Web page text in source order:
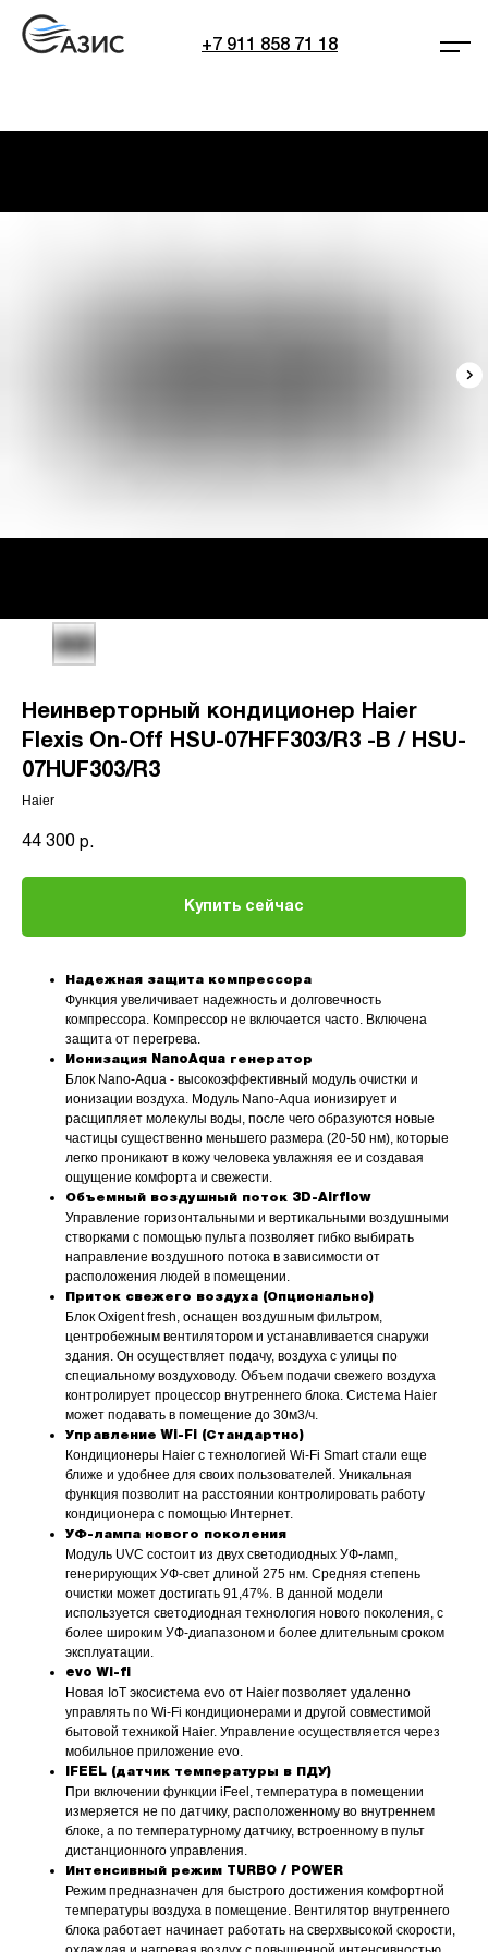
+7 911 858 71 18
Неинверторный кондиционер Haier
Flexis On-Off HSU-07HFF303/R3 -B / HSU-
07HUF303/R3
Haier
44 300 р.
Купить сейчас
Надежная защита компрессора
Функция увеличивает надежность и долговечность
компрессора. Компрессор не включается часто. Включена
защита от перегрева.
Ионизация NanoAqua генератор
Блок Nano-Aqua - высокоэффективный модуль очистки и
ионизации воздуха. Модуль Nano-Aqua ионизирует и
расщипляет молекулы воды, после чего образуются новые
частицы существенно меньшего размера (20-50 нм), которые
легко проникают в кожу человека увлажняя ее и создавая
ощущение комфорта и свежести.
Объемный воздушный поток 3D-Airflow
Управление горизонтальными и вертикальными воздушными
створками с помощью пульта позволяет гибко выбирать
направление воздушного потока в зависимости от
расположения людей в помещении.
Приток свежего воздуха (Опционально)
Блок Oxigent fresh, оснащен воздушным фильтром,
центробежным вентилятором и устанавливается снаружи
здания. Он осуществляет подачу, воздуха с улицы по
специальному воздуховоду. Объем подачи свежего воздуха
контролирует процессор внутреннего блока. Система Haier
может подавать в помещение до 30м3/ч.
Управление Wi-Fi (Стандартно)
Кондиционеры Haier с технологией Wi-Fi Smart стали еще
ближе и удобнее для своих пользователей. Уникальная
функция позволит на расстоянии контролировать работу
кондиционера с помощью Интернет.
УФ-лампа нового поколения
Модуль UVC состоит из двух светодиодных УФ-ламп,
генерирующих УФ-свет длиной 275 нм. Средняя степень
очистки может достигать 91,47%. В данной модели
используется светодиодная технология нового поколения, с
более широким УФ-диапазоном и более длительным сроком
эксплуатации.
evo Wi-fi
Новая IoT экосистема evo от Haier позволяет удаленно
управлять по Wi-Fi кондиционерами и другой совместимой
бытовой техникой Haier. Управление осуществляется через
мобильное приложение evo.
IFEEL (датчик температуры в ПДУ)
При включении функции iFeel, температура в помещении
измеряется не по датчику, расположенному во внутреннем
блоке, а по температурному датчику, встроенному в пульт
дистанционного управления.
Интенсивный режим TURBO / POWER
Режим предназначен для быстрого достижения комфортной
температуры воздуха в помещение. Вентилятор внутреннего
блока работает начинает работать на сверхвысокой скорости,